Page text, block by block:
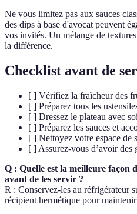
Ne vous limitez pas aux sauces
des dips à base d'avocat peuvent
vos invités. Un mélange de
la différence.
Checklist avant de
[ ] Vérifiez la fraîcheur des
[ ] Préparez tous les
[ ] Dressez le plateau avec
[ ] Préparez les sauces et
[ ] Nettoyez votre espace de
[ ] Assurez-vous d’avoir des
Q : Quelle est la meilleure façon
avant de les servir ?
R : Conservez-les au réfrigérateur
récipient hermétique pour